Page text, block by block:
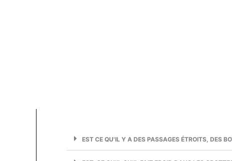
EST CE QU'IL Y A DES PASSAGES ÉTROITS, DES